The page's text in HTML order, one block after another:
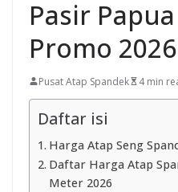
Pasir
Promo 2026
Pusat Atap Spandek 4 min
Daftar isi
Harga Atap Seng
Daftar Harga Atap
Meter 2026